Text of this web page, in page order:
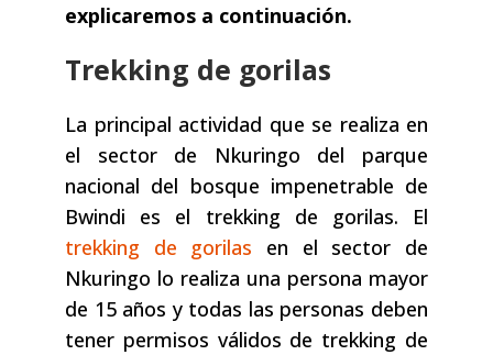
explicaremos a continuación.
Trekking de gorilas
La principal actividad que se realiza en
el sector de Nkuringo del parque
nacional del bosque impenetrable de
Bwindi es el trekking de gorilas. El
trekking de gorilas en el sector de
Nkuringo lo realiza una persona mayor
de 15 años y todas las personas deben
tener permisos válidos de trekking de